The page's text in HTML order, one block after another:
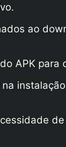
ao
APK para